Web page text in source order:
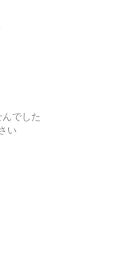
でした
い